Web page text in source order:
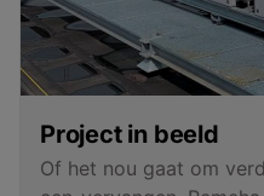
Project in beeld
Of het nou gaat om